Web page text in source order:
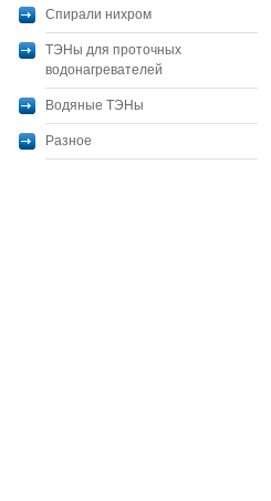
Спирали нихром
ТЭНы для проточных
водонагревателей
Водяные ТЭНы
Разное